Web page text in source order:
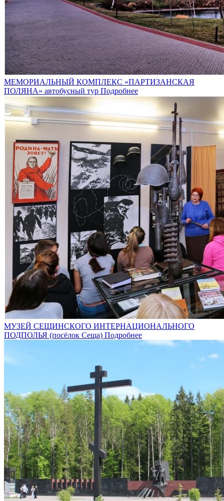
МЕМОРИАЛЬНЫЙ КОМПЛЕКС «ПАРТИЗАНСКАЯ
ПОЛЯНА» автобусный тур Подробнее
МУЗЕЙ СЕЩИНСКОГО ИНТЕРНАЦИОНАЛЬНОГО
ПОДПОЛЬЯ (посёлок Сеща) Подробнее